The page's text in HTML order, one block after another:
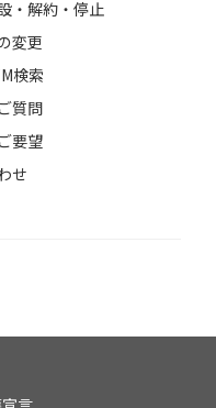
・解約・停止
変更
検索
質問
要望
せ